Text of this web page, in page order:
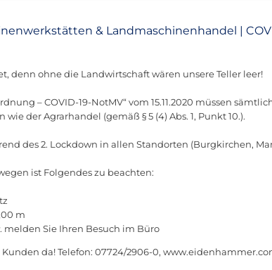
& Landmaschinenhandel |
denn ohne die Landwirtschaft wären unsere Teller leer!
– COVID-19-NotMV“ vom 15.11.2020 müssen
der Agrarhandel (gemäß § 5 (4) Abs. 1, Punkt 10.).
des 2. Lockdown in allen Standorten (Burgkirchen,
ist Folgendes zu beachten:
m
melden Sie Ihren Besuch im Büro
da! Telefon: 07724/2906-0,